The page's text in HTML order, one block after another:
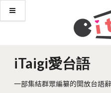
iTaigi愛台語
一部集結群眾編纂的開放台語